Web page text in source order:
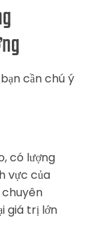
cần chú ý
có lượng
vực của
chuyên
giá trị lớn